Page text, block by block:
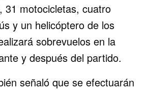
31 motocicletas, cuatro
y un helicóptero de los
sobrevuelos en la
y después del partido.
señaló que se efectuarán